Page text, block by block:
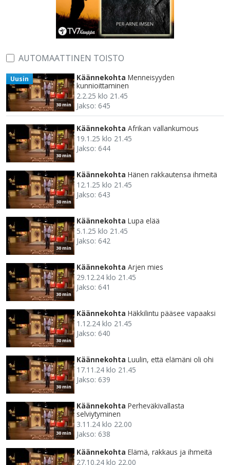
AUTOMAATTINEN TOISTO
30 min
Uusin Käännekohta Menneisyyden
kunnioittaminen
2.2.25 klo 21.45
Jakso: 645
30 min
Käännekohta Afrikan vallankumous
19.1.25 klo 21.45
Jakso: 644
30 min
Käännekohta Hänen rakkautensa ihmeitä
12.1.25 klo 21.45
Jakso: 643
30 min
Käännekohta Lupa elää
5.1.25 klo 21.45
Jakso: 642
30 min
Käännekohta Arjen mies
29.12.24 klo 21.45
Jakso: 641
30 min
Käännekohta Häkkilintu pääsee vapaaksi
1.12.24 klo 21.45
Jakso: 640
30 min
Käännekohta Luulin, että elämäni oli ohi
17.11.24 klo 21.45
Jakso: 639
30 min
Käännekohta Perheväkivallasta
selviytyminen
3.11.24 klo 22.00
Jakso: 638
Käännekohta Elämä, rakkaus ja ihmeitä
27.10.24 klo 22.00